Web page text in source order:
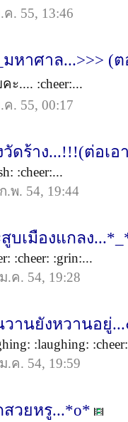
. 55, 13:46
หาศาล...>>> (
ะ.... :cheer:...
. 55, 00:17
ดร้าง...!!!(ต่อเอ
:cheer:...
.พ. 54, 19:44
บเมืองแกลง
:cheer: :grin:...
.ค. 54, 19:28
วานยังหวานอยู่
:laughing:
.ค. 54, 19:59
สวยหรู...*o*